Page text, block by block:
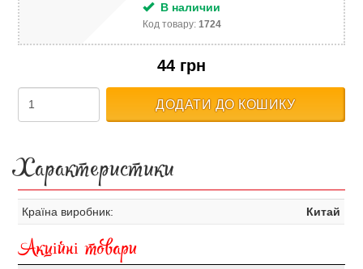
В наличии
Код товару: 1724
44 грн
ДОДАТИ ДО КОШИКУ
Характеристики
Країна виробник: Китай
Акційні товари